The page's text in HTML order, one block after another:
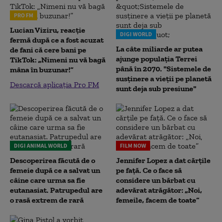
PRO FM
Lucian Viziru, reacție
fermă după ce a fost acuzat
de fani că cere bani pe
TikTok: „Nimeni nu vă bagă
mâna în buzunar!”
Descarcă aplicația Pro FM
DIGI WORLD
La câte miliarde ar putea
ajunge populația Terrei
până în 2070. "Sistemele de
susținere a vieții pe planetă
sunt deja sub presiune"
DIGI ANIMAL WORLD
Descoperirea făcută de o
femeie după ce a salvat un
câine care urma sa fie
eutanasiat. Patrupedul are
o rasă extrem de rară
FILM NOW
Jennifer Lopez a dat cărțile
pe față. Ce o face să
considere un bărbat cu
adevărat atrăgător: „Noi,
femeile, facem de toate”